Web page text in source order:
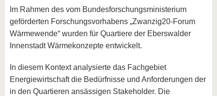
Im Rahmen des vom Bundesforschungsministerium
geförderten Forschungsvorhabens „Zwanzig20-Forum
Wärmewende“ wurden für Quartiere der Eberswalder
Innenstadt Wärmekonzepte entwickelt.
In diesem Kontext analysierte das Fachgebiet
Energiewirtschaft die Bedürfnisse und Anforderungen der
in den Quartieren ansässigen Stakeholder. Die